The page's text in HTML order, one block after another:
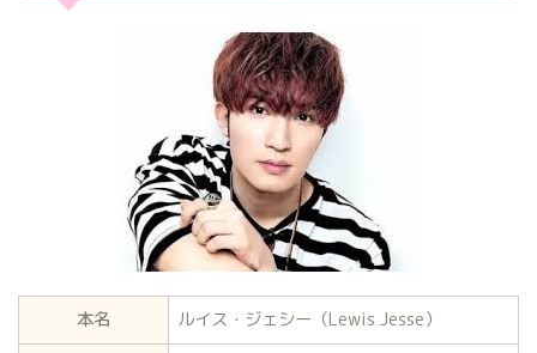
本名
ルイス・ジェシー（Lewis Jesse）